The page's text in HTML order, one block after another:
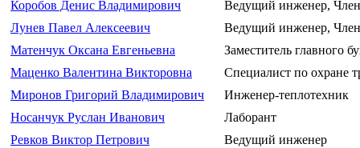
Коробов Денис Владимирович
Ведущий инженер, Член
Лунев Павел Алексеевич
Ведущий инженер, Член
Матенчук Оксана Евгеньевна
Заместитель главного
Маценко Валентина Викторовна
Специалист по охране
Миронов Григорий Владимирович
Инженер-теплотехник
Носанчук Руслан Иванович
Лаборант
Ревков Виктор Петрович
Ведущий инженер